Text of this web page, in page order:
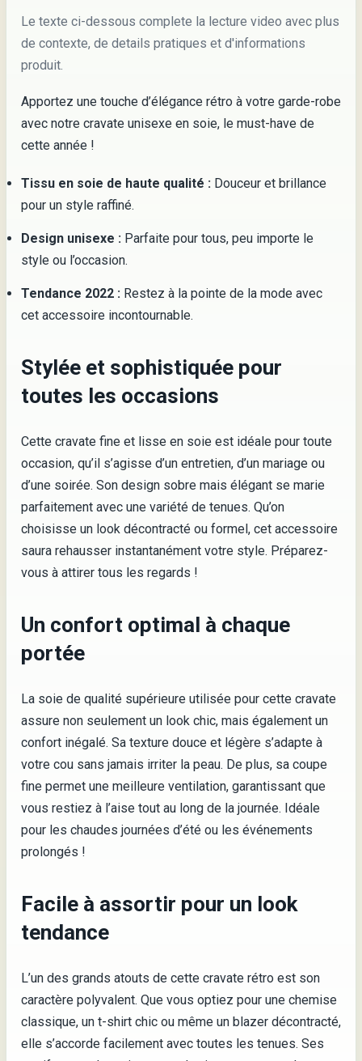
Le texte ci-dessous complete la lecture video avec plus
de contexte, de details pratiques et d'informations
produit.
Apportez une touche d’élégance rétro à votre garde-robe
avec notre cravate unisexe en soie, le must-have de
cette année !
Tissu en soie de haute qualité : Douceur et brillance
pour un style raffiné.
Design unisexe : Parfaite pour tous, peu importe le
style ou l’occasion.
Tendance 2022 : Restez à la pointe de la mode avec
cet accessoire incontournable.
Stylée et sophistiquée pour
toutes les occasions
Cette cravate fine et lisse en soie est idéale pour toute
occasion, qu’il s’agisse d’un entretien, d’un mariage ou
d’une soirée. Son design sobre mais élégant se marie
parfaitement avec une variété de tenues. Qu’on
choisisse un look décontracté ou formel, cet accessoire
saura rehausser instantanément votre style. Préparez-
vous à attirer tous les regards !
Un confort optimal à chaque
portée
La soie de qualité supérieure utilisée pour cette cravate
assure non seulement un look chic, mais également un
confort inégalé. Sa texture douce et légère s’adapte à
votre cou sans jamais irriter la peau. De plus, sa coupe
fine permet une meilleure ventilation, garantissant que
vous restiez à l’aise tout au long de la journée. Idéale
pour les chaudes journées d’été ou les événements
prolongés !
Facile à assortir pour un look
tendance
L’un des grands atouts de cette cravate rétro est son
caractère polyvalent. Que vous optiez pour une chemise
classique, un t-shirt chic ou même un blazer décontracté,
elle s’accorde facilement avec toutes les tenues. Ses